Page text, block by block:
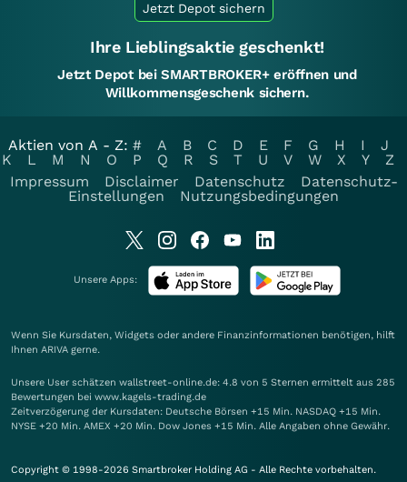
Jetzt Depot sichern
Ihre Lieblingsaktie geschenkt!
Jetzt Depot bei SMARTBROKER+ eröffnen und
Willkommensgeschenk sichern.
Aktien von A - Z: # A B C D E F G H I
J
K
L M N O P Q R S T U V W X Y
Z
Impressum
Disclaimer Datenschutz
Datenschutz-
Einstellungen
Nutzungsbedingungen
Unsere Apps:
Wenn Sie Kursdaten, Widgets oder andere Finanzinformationen benötigen, hilft
Ihnen ARIVA gerne.
Unsere User schätzen wallstreet-online.de: 4.8 von 5 Sternen ermittelt aus 285
Bewertungen bei www.kagels-trading.de
Zeitverzögerung der Kursdaten: Deutsche Börsen +15 Min. NASDAQ +15 Min.
NYSE +20 Min. AMEX +20 Min. Dow Jones +15 Min. Alle Angaben ohne Gewähr.
Copyright © 1998-2026 Smartbroker Holding AG - Alle Rechte vorbehalten.